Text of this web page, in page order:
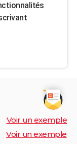
Voir un exemple
Voir un exemple